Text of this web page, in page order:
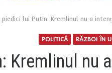
piedici lui Putin: Kremlinul nu a
POLITICĂ RĂZBOI ÎN
Kremlinul